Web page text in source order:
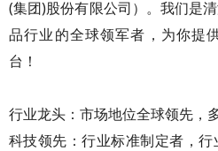
(集团)股份有限公司）。我们是
品行业的全球领军者，为你提
台！
行业龙头：市场地位全球领先，
科技领先：行业标准制定者，